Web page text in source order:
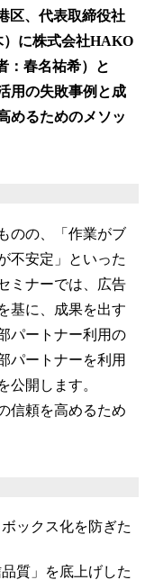
区、代表取締役社
）に株式会社HAKO
：春名祐希）と
用の失敗事例と成
めるためのメソッ
のの、「作業がブ
不安定」といった
ミナーでは、広告
基に、成果を出す
パートナー利用の
パートナーを利用
公開します。
信頼を高めるため
ックス化を防ぎた
質」を底上げした